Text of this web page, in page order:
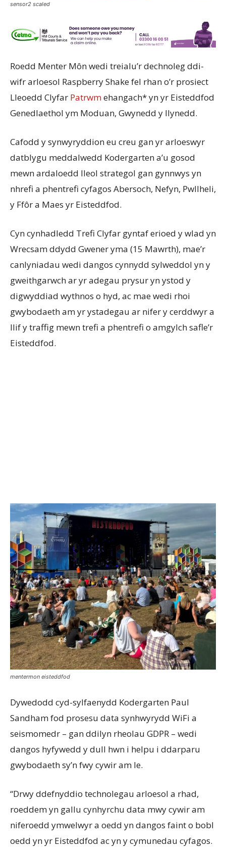
sensor2 scaled
Roedd Menter Môn wedi treialu’r dechnoleg ddi-
wifr arloesol Raspberry Shake fel rhan o’r prosiect
Lleoedd Clyfar Patrwmehangach* yn yr Eisteddfod
Genedlaethol ym Moduan, Gwynedd y llynedd.
Cafodd y synwyryddion eu creu gan yr arloeswyr
datblygu meddalwedd Kodergarten a’u gosod
mewn ardaloedd lleol strategol gan gynnwys yn
nhrefi a phentrefi cyfagos Abersoch, Nefyn, Pwllheli,
y Ffôr a Maes yr Eisteddfod.
Cyn cynhadledd Trefi Clyfar gyntaf erioed y wlad yn
Wrecsam ddydd Gwener yma (15 Mawrth), mae’r
canlyniadau wedi dangos cynnydd sylweddol yn y
gweithgarwch ar yr adegau prysur yn ystod y
digwyddiad wythnos o hyd, ac mae wedi rhoi
gwybodaeth am yr ystadegau ar nifer y cerddwyr a
llif y traffig mewn trefi a phentrefi o amgylch safle’r
Eisteddfod.
mentermon eisteddfod
Dywedodd cyd-sylfaenydd Kodergarten Paul
Sandham fod prosesu data synhwyrydd WiFi a
seismomedr – gan ddilyn rheolau GDPR – wedi
dangos hyfywedd y dull hwn i helpu i ddarparu
gwybodaeth sy’n fwy cywir am le.
“Drwy ddefnyddio technolegau arloesol a rhad,
roeddem yn gallu cynhyrchu data mwy cywir am
niferoedd ymwelwyr a oedd yn dangos faint o bobl
oedd yn yr Eisteddfod ac yn y cymunedau cyfagos.